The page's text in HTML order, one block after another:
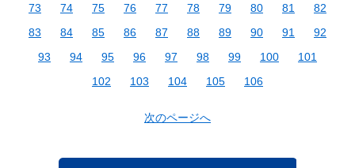
73
74 75 76 77 78 79 80 81
82
83
84 85 86 87 88 89 90 91
92
93
94 95 96 97 98 99 100
101
102
103 104 105 106
次のページへ